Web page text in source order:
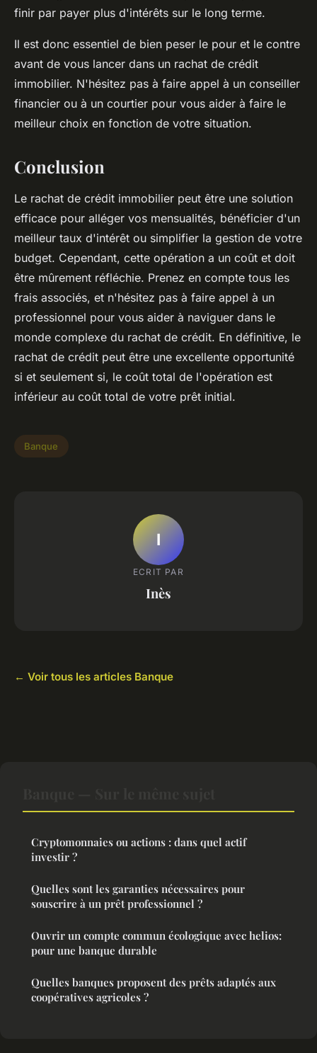
finir par payer plus d'intérêts sur le long terme.
Il est donc essentiel de bien peser le pour et le contre
avant de vous lancer dans un rachat de crédit
immobilier. N'hésitez pas à faire appel à un conseiller
financier ou à un courtier pour vous aider à faire le
meilleur choix en fonction de votre situation.
Conclusion
Le rachat de crédit immobilier peut être une solution
efficace pour alléger vos mensualités, bénéficier d'un
meilleur taux d'intérêt ou simplifier la gestion de votre
budget. Cependant, cette opération a un coût et doit
être mûrement réfléchie. Prenez en compte tous les
frais associés, et n'hésitez pas à faire appel à un
professionnel pour vous aider à naviguer dans le
monde complexe du rachat de crédit. En définitive, le
rachat de crédit peut être une excellente opportunité
si et seulement si, le coût total de l'opération est
inférieur au coût total de votre prêt initial.
Banque
I
ECRIT PAR
Inès
← Voir tous les articles Banque
Cryptomonnaies ou actions : dans quel actif
investir ?
Quelles sont les garanties nécessaires pour
souscrire à un prêt professionnel ?
Ouvrir un compte commun écologique avec helios:
pour une banque durable
Quelles banques proposent des prêts adaptés aux
coopératives agricoles ?